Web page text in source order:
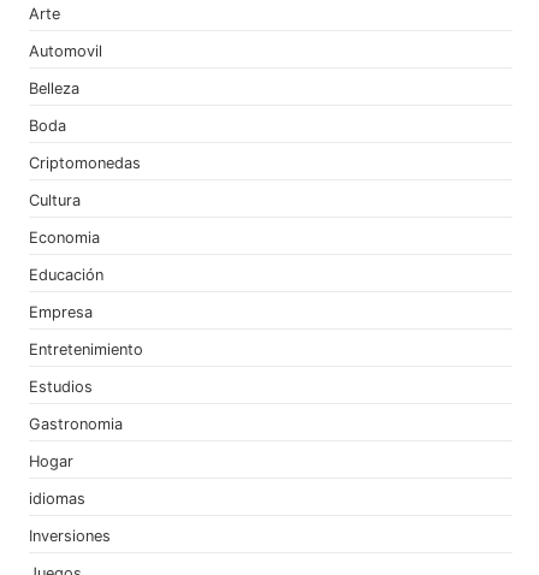
Arte
Automovil
Belleza
Boda
Criptomonedas
Cultura
Economia
Educación
Empresa
Entretenimiento
Estudios
Gastronomia
Hogar
idiomas
Inversiones